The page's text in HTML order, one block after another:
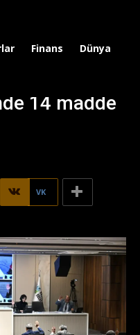
Finans Dünya
14 madde
VK